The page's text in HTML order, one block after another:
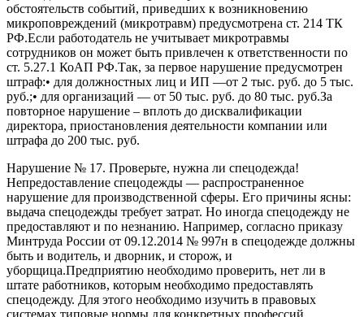
обстоятельств событий, приведших к возникновению
микроповреждений (микротравм) предусмотрена ст. 214 ТК
РФ.Если работодатель не учитывает микротравмы
сотрудников он может быть привлечен к ответственности по
ст. 5.27.1 КоАП РФ.Так, за первое нарушение предусмотрен
штраф:• для должностных лиц и ИП —от 2 тыс. руб. до 5 тыс.
руб.;• для организаций — от 50 тыс. руб. до 80 тыс. руб.За
повторное нарушение – вплоть до дисквалификации
директора, приостановления деятельности компании или
штрафа до 200 тыс. руб.
Нарушение № 17. Проверьте, нужна ли спецодежда!
Непредоставление спецодежды — распространенное
нарушение для производственной сферы. Его причины ясны:
выдача спецодежды требует затрат. Но иногда спецодежду не
предоставляют и по незнанию. Например, согласно приказу
Минтруда России от 09.12.2014 № 997н в спецодежде должны
быть и водитель, и дворник, и сторож, и
уборщица.Предприятию необходимо проверить, нет ли в
штате работников, которым необходимо предоставлять
спецодежду. Для этого необходимо изучить в правовых
системах типовые нормы для конкретных профессий